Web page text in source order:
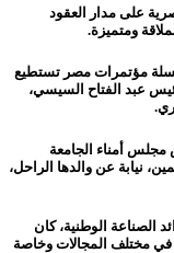
على مدار العقود
ومتميزة.
مؤتمرات مصر تستطيع
عبد الفتاح السيسي،
أمناء الجامعة
نيابة عن والدها الراحل،
الصناعة الوطنية، كان
في مختلف المجالات وخاصة